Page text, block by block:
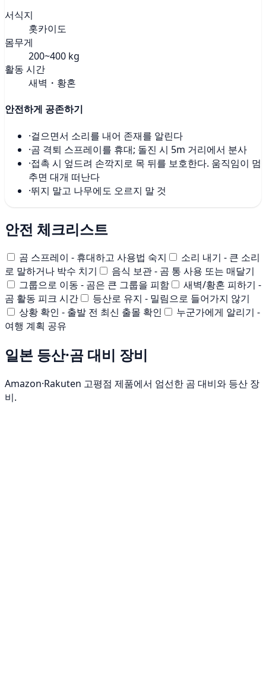
서식지
홋카이도
몸무게
200~400 kg
활동 시간
새벽・황혼
안전하게 공존하기
·걸으면서 소리를 내어 존재를 알린다
·곰 격퇴 스프레이를 휴대; 돌진 시 5m 거리에서 분사
·접촉 시 엎드려 손깍지로 목 뒤를 보호한다. 움직임이 멈
추면 대개 떠난다
·뛰지 말고 나무에도 오르지 말 것
안전 체크리스트
곰 스프레이 - 휴대하고 사용법 숙지
소리 내기 - 큰 소리
로 말하거나 박수 치기
음식 보관 - 곰 통 사용 또는 매달기
그룹으로 이동 - 곰은 큰 그룹을 피함
새벽/황혼 피하기 -
곰 활동 피크 시간
등산로 유지 - 밀림으로 들어가지 않기
상황 확인 - 출발 전 최신 출몰 확인
누군가에게 알리기 -
여행 계획 공유
일본 등산·곰 대비 장비
Amazon·Rakuten 고평점 제품에서 엄선한 곰 대비와 등산 장
비.